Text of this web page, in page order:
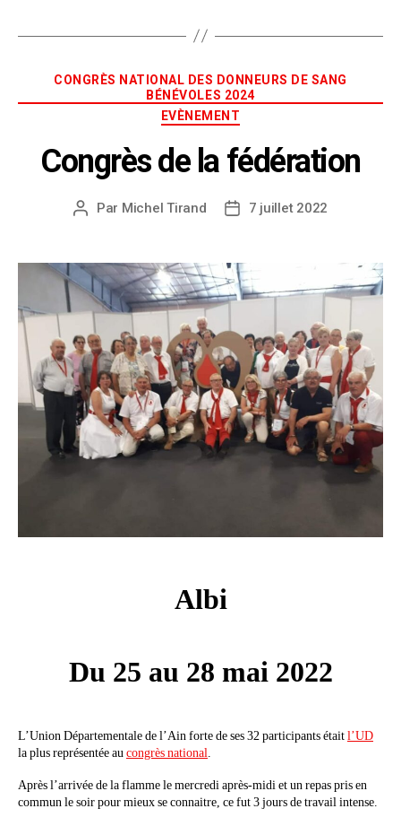
CONGRÈS NATIONAL DES DONNEURS DE SANG
BÉNÉVOLES 2024
EVÈNEMENT
Congrès de la fédération
Par Michel Tirand 7 juillet 2022
Albi
Du 25 au 28 mai 2022
L’Union Départementale de l’Ain forte de ses 32 participants étaitl’UD
la plus représentée aucongrès national.
Après l’arrivée de la flamme le mercredi après-midi et un repas pris en
commun le soir pour mieux se connaitre, ce fut 3 jours de travail intense.